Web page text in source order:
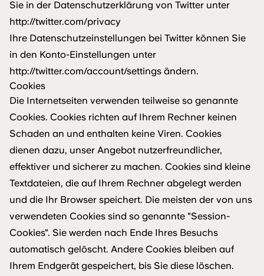
Sie in der Datenschutzerklärung von Twitter unter
http://twitter.com/privacy
Ihre Datenschutzeinstellungen bei Twitter können Sie
in den Konto-Einstellungen unter
http://twitter.com/account/settings ändern.
Cookies
Die Internetseiten verwenden teilweise so genannte
Cookies. Cookies richten auf Ihrem Rechner keinen
Schaden an und enthalten keine Viren. Cookies
dienen dazu, unser Angebot nutzerfreundlicher,
effektiver und sicherer zu machen. Cookies sind kleine
Textdateien, die auf Ihrem Rechner abgelegt werden
und die Ihr Browser speichert. Die meisten der von uns
verwendeten Cookies sind so genannte "Session-
Cookies". Sie werden nach Ende Ihres Besuchs
automatisch gelöscht. Andere Cookies bleiben auf
Ihrem Endgerät gespeichert, bis Sie diese löschen.